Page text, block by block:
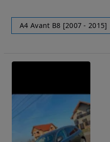
A4 Avant B8 [2007 - 2015]